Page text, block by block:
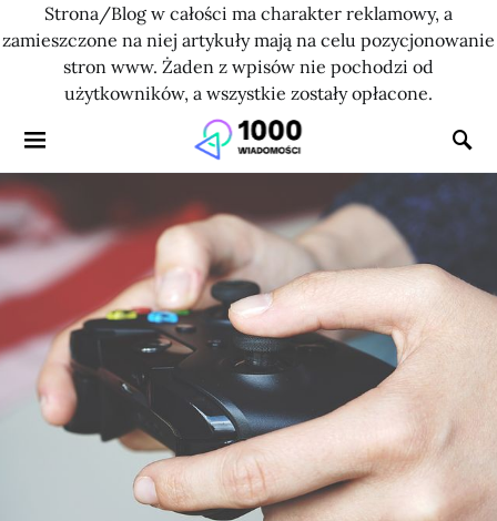
Strona/Blog w całości ma charakter reklamowy, a
zamieszczone na niej artykuły mają na celu pozycjonowanie
stron www. Żaden z wpisów nie pochodzi od
użytkowników, a wszystkie zostały opłacone.